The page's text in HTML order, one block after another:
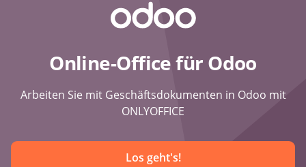
Online-Office für Odoo
Arbeiten Sie mit Geschäftsdokumenten in Odoo mit
ONLYOFFICE
Los geht's!